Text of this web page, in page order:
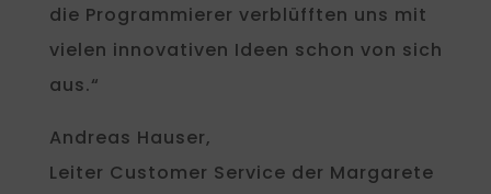
die Programmierer verblüfften uns mit
vielen innovativen Ideen schon von sich
aus.“
Andreas Hauser,
Leiter Customer Service der Margarete